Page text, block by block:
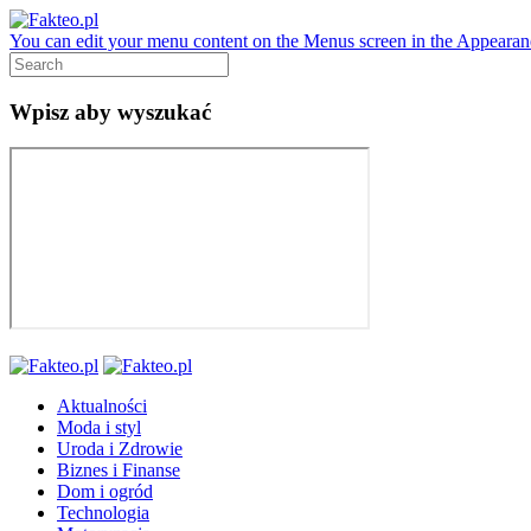
You can edit your menu content on the Menus screen in the
Wpisz aby wyszukać
Aktualności
Moda i styl
Uroda i Zdrowie
Biznes i Finanse
Dom i ogród
Technologia